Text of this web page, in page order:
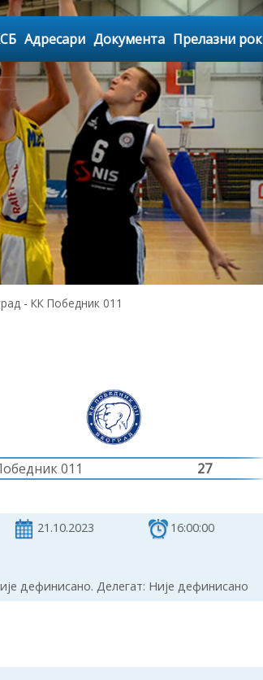
Адресари Документа Прелазни рок
- КК Победник 011
011 27
21.10.2023 16:00:00
дефинисано. Делегат: Није дефинисано